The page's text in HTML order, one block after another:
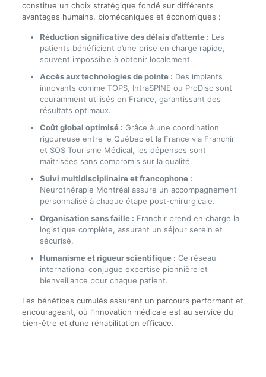
constitue un choix stratégique fondé sur différents
avantages humains, biomécaniques et économiques :
Réduction significative des délais d’attente : Les
patients bénéficient d’une prise en charge rapide,
souvent impossible à obtenir localement.
Accès aux technologies de pointe : Des implants
innovants comme TOPS, IntraSPINE ou ProDisc sont
couramment utilisés en France, garantissant des
résultats optimaux.
Coût global optimisé : Grâce à une coordination
rigoureuse entre le Québec et la France via Franchir
et SOS Tourisme Médical, les dépenses sont
maîtrisées sans compromis sur la qualité.
Suivi multidisciplinaire et francophone :
Neurothérapie Montréal assure un accompagnement
personnalisé à chaque étape post-chirurgicale.
Organisation sans faille : Franchir prend en charge la
logistique complète, assurant un séjour serein et
sécurisé.
Humanisme et rigueur scientifique : Ce réseau
international conjugue expertise pionnière et
bienveillance pour chaque patient.
Les bénéfices cumulés assurent un parcours performant et
encourageant, où l’innovation médicale est au service du
bien-être et d’une réhabilitation efficace.